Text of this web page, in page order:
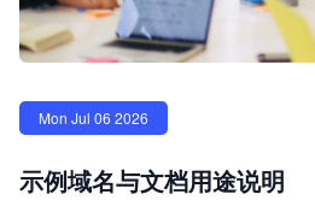
Mon Jul 06 2026
示例域名与文档用途说明